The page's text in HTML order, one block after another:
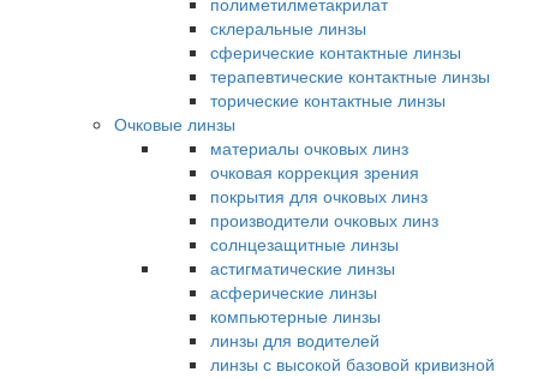
склеральные линзы
сферические контактные линзы
терапевтические контактные линзы
торические контактные линзы
Очковые линзы
материалы очковых линз
очковая коррекция зрения
покрытия для очковых линз
производители очковых линз
солнцезащитные линзы
астигматические линзы
асферические линзы
компьютерные линзы
линзы для водителей
линзы с высокой базовой кривизной